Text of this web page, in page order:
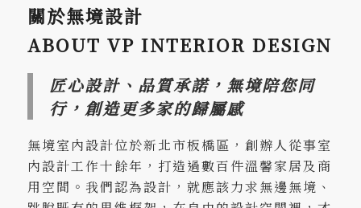
關於無境設計
ABOUT VP INTERIOR DESIGN
匠心設計、品質承諾，無境陪您同
行，創造更多家的歸屬感
無境室內設計位於新北市板橋區，創辦人從事室
內設計工作十餘年，打造過數百件溫馨家居及商
用空間。我們認為設計，就應該力求無邊無境、